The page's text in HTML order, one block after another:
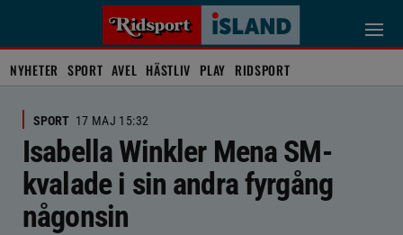
NYHETER SPORT AVEL HÄSTLIV PLAY RIDSPORT
SPORT 17 MAJ 15:32
Isabella Winkler Mena SM-
kvalade i sin andra fyrgång
någonsin